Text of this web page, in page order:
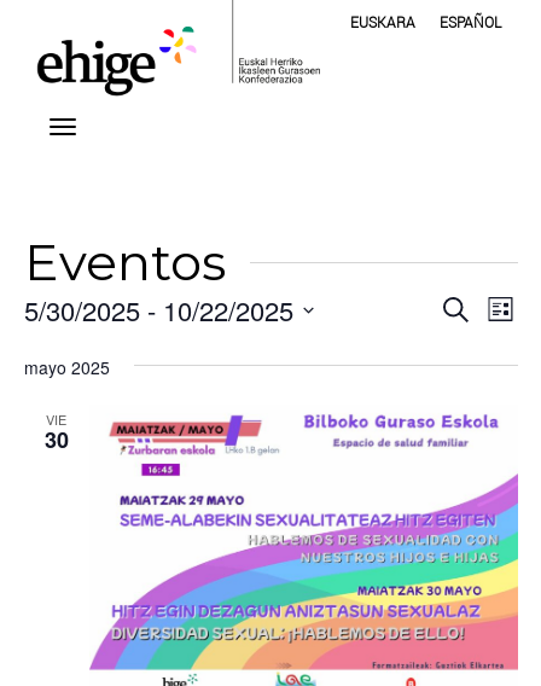
EUSKARA ESPAÑOL
Eventos
de
y
de
BuscarLista
5/30/2025 - 10/22/2025
la
mayo 2025
VIE
30